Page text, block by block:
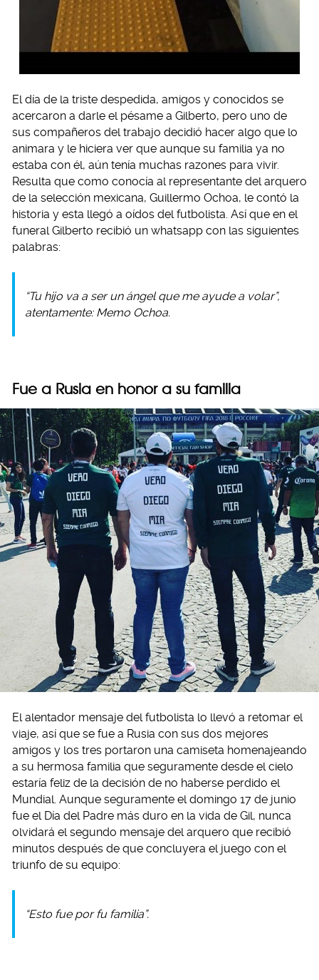
El día de la triste despedida, amigos y conocidos se
acercaron a darle el pésame a Gilberto, pero uno de
sus compañeros del trabajo decidió hacer algo que lo
animara y le hiciera ver que aunque su familia ya no
estaba con él, aún tenía muchas razones para vivir.
Resulta que como conocía al representante del arquero
de la selección mexicana, Guillermo Ochoa, le contó la
historia y esta llegó a oídos del futbolista. Así que en el
funeral Gilberto recibió un whatsapp con las siguientes
palabras:
“Tu hijo va a ser un ángel que me ayude a volar”,
atentamente: Memo Ochoa.
Fue a Rusia en honor a su familia
El alentador mensaje del futbolista lo llevó a retomar el
viaje, así que se fue a Rusia con sus dos mejores
amigos y los tres portaron una camiseta homenajeando
a su hermosa familia que seguramente desde el cielo
estaría feliz de la decisión de no haberse perdido el
Mundial. Aunque seguramente el domingo 17 de junio
fue el Día del Padre más duro en la vida de Gil, nunca
olvidará el segundo mensaje del arquero que recibió
minutos después de que concluyera el juego con el
triunfo de su equipo:
“Esto fue por fu familia”.